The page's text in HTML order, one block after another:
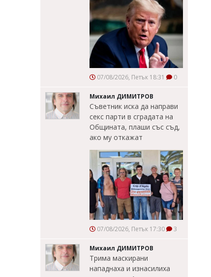
07/08/2026, Петък 18:31 0
Михаил ДИМИТРОВ
Съветник иска да направи
секс парти в сградата на
Общината, плаши със съд,
ако му откажат
07/08/2026, Петък 17:30 3
Михаил ДИМИТРОВ
Трима маскирани
нападнаха и изнасилиха